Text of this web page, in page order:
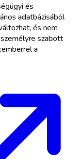
és
adatbázisából
és nem
szabott
a